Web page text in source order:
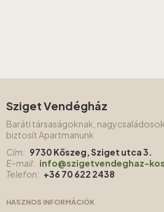
Sziget Vendégház
Baráti társaságoknak,
biztosít Apartmanunk
Cím: 9730 Kőszeg, Sziget utca 3.
E-mail: info@szigetvendeghaz-
Telefon: +36 70 622 2438
HASZNOS INFORMÁCIÓK